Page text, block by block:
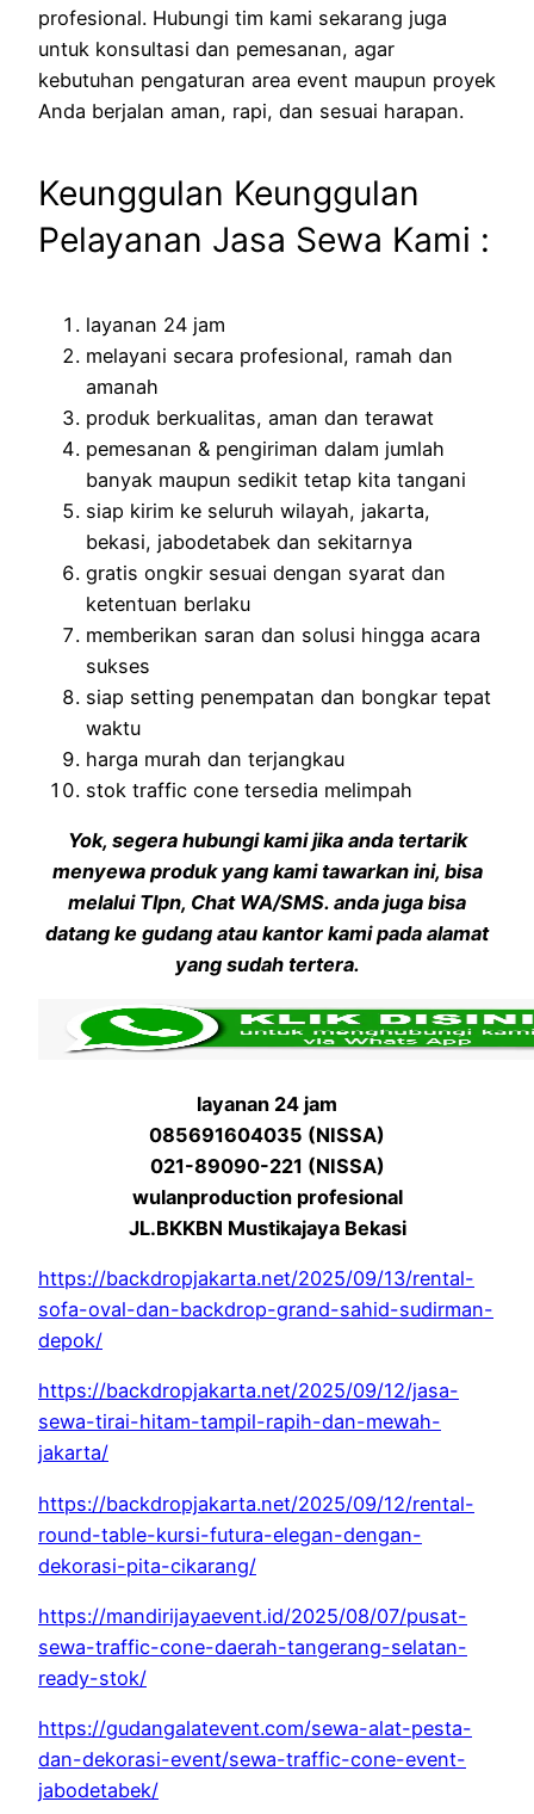
profesional. Hubungi tim kami sekarang juga
untuk konsultasi dan pemesanan, agar
kebutuhan pengaturan area event maupun proyek
Anda berjalan aman, rapi, dan sesuai harapan.
Keunggulan Keunggulan
Pelayanan Jasa Sewa Kami :
layanan 24 jam
melayani secara profesional, ramah dan
amanah
produk berkualitas, aman dan terawat
pemesanan & pengiriman dalam jumlah
banyak maupun sedikit tetap kita tangani
siap kirim ke seluruh wilayah, jakarta,
bekasi, jabodetabek dan sekitarnya
gratis ongkir sesuai dengan syarat dan
ketentuan berlaku
memberikan saran dan solusi hingga acara
sukses
siap setting penempatan dan bongkar tepat
waktu
harga murah dan terjangkau
stok traffic cone tersedia melimpah
Yok, segera hubungi kami jika anda tertarik
menyewa produk yang kami tawarkan ini, bisa
melalui Tlpn, Chat WA/SMS. anda juga bisa
datang ke gudang atau kantor kami pada alamat
yang sudah tertera.
layanan 24 jam
085691604035 (NISSA)
021-89090-221 (NISSA)
wulanproduction profesional
JL.BKKBN Mustikajaya Bekasi
https://backdropjakarta.net/2025/09/13/rental-
sofa-oval-dan-backdrop-grand-sahid-sudirman-
depok/
https://backdropjakarta.net/2025/09/12/jasa-
sewa-tirai-hitam-tampil-rapih-dan-mewah-
jakarta/
https://backdropjakarta.net/2025/09/12/rental-
round-table-kursi-futura-elegan-dengan-
dekorasi-pita-cikarang/
https://mandirijayaevent.id/2025/08/07/pusat-
sewa-traffic-cone-daerah-tangerang-selatan-
ready-stok/
https://gudangalatevent.com/sewa-alat-pesta-
dan-dekorasi-event/sewa-traffic-cone-event-
jabodetabek/